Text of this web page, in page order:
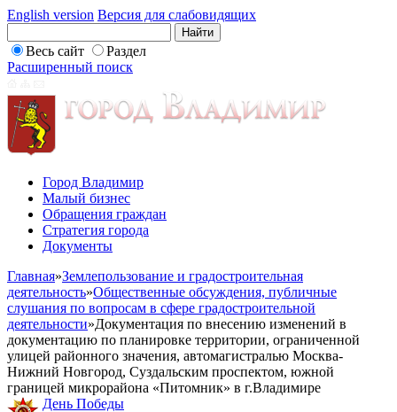
English version Версия для слабовидящих
Весь сайт
Раздел
Расширенный поиск
Город Владимир
Малый бизнес
Обращения граждан
Стратегия города
Документы
Главная»Землепользование и градостроительная
деятельность»Общественные обсуждения, публичные
слушания по вопросам в сфере градостроительной
деятельности»Документация по внесению изменений в
документацию по планировке территории, ограниченной
улицей районного значения, автомагистралью Москва-
Нижний Новгород, Суздальским проспектом, южной
границей микрорайона «Питомник» в г.Владимире
День Победы